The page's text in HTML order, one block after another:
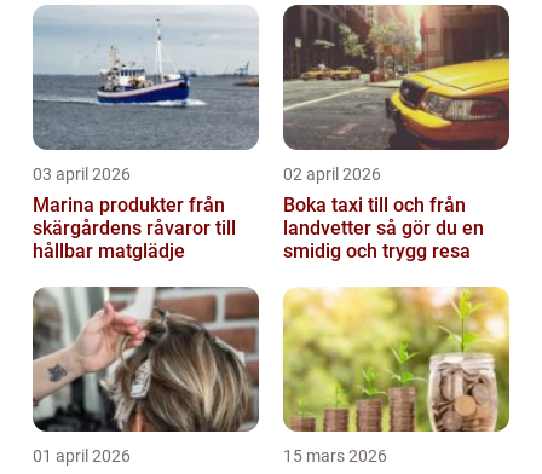
03 april 2026
Marina produkter från
skärgårdens råvaror till
hållbar matglädje
02 april 2026
Boka taxi till och från
landvetter så gör du en
smidig och trygg resa
01 april 2026 15 mars 2026